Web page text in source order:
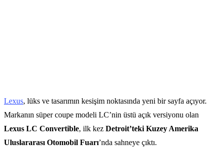
Lexus, lüks ve tasarımın kesişim noktasında yeni bir sayfa açıyor.
Markanın süper coupe modeli LC’nin üstü açık versiyonu olan
Lexus LC Convertible, ilk kez Detroit’teki Kuzey Amerika
Uluslararası Otomobil Fuarı’nda sahneye çıktı.